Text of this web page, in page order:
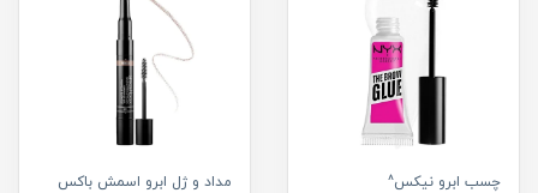
چسب ابرو نیکس^
مداد و ژل ابرو اسمش باکس